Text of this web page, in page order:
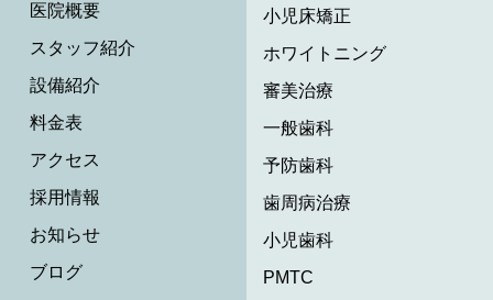
医院概要
スタッフ紹介
設備紹介
料金表
アクセス
採用情報
お知らせ
ブログ
小児床矯正
ホワイトニング
審美治療
一般歯科
予防歯科
歯周病治療
小児歯科
PMTC